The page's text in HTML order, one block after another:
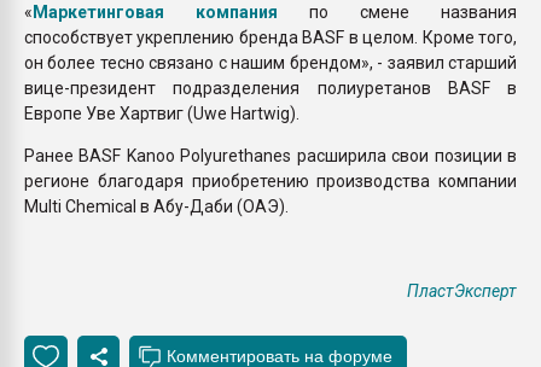
«Маркетинговая компания по смене названия
способствует укреплению бренда BASF в целом. Кроме того,
он более тесно связано с нашим брендом», - заявил старший
вице-президент подразделения полиуретанов BASF в
Европе Уве Хартвиг (Uwe Hartwig).
Ранее BASF Kanoo Polyurethanes расширила свои позиции в
регионе благодаря приобретению производства компании
Multi Chemical в Абу-Даби (ОАЭ).
ПластЭксперт